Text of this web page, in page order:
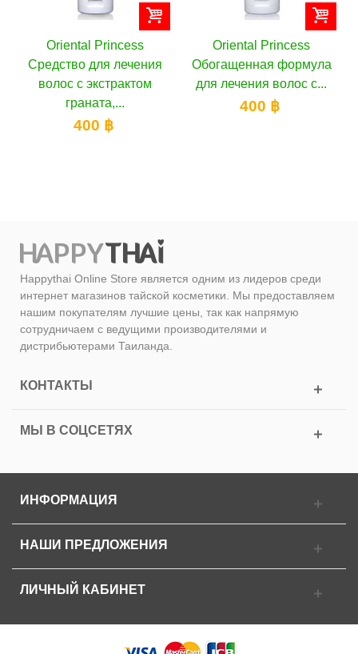
Princess
лечения
Oriental Princess
Обогащенная формула
для лечения волос с...
Oriental
Лечебное
бананом для
Happythai Online Store является одним из лидеров среди
интернет магазинов тайской косметики. Мы предоставляем
нашим покупателям лучшие цены, так как напрямую
сотрудничаем с ведущими производителями и
дистрибьютерами Таиланда.
КОНТАКТЫ
МЫ В СОЦСЕТЯХ
ИНФОРМАЦИЯ
НАШИ ПРЕДЛОЖЕНИЯ
ЛИЧНЫЙ КАБИНЕТ